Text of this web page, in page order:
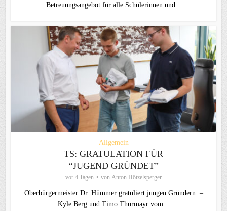
Betreuungsangebot für alle Schülerinnen und...
Allgemein
TS: GRATULATION FÜR
“JUGEND GRÜNDET”
vor 4 Tagen von Anton Hötzelsperger
Oberbürgermeister Dr. Hümmer gratuliert jungen Gründern –
Kyle Berg und Timo Thurmayr vom...